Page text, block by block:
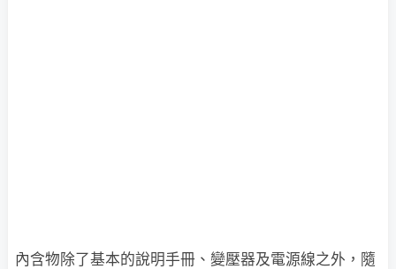
內含物除了基本的說明手冊、變壓器及電源線之外，隨